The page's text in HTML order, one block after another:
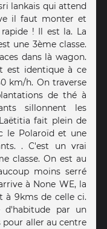
lankais qui attend
il faut monter et
! Il est la. La
une 3ème classe.
dans là wagon.
est identique à ce
km/h. On traverse
de thé à
sillonnent les
fait plein de
le Polaroïd et une
. C'est un vrai
classe. On est au
moins serré
à None WE, la
à 9kms de celle ci.
par un
aller au centre